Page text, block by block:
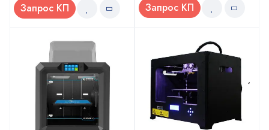
Запрос КП Запрос КП